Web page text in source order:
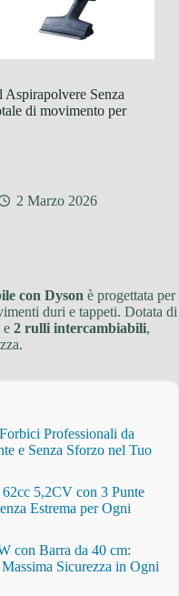
Senza
di movimento per
2 Marzo 2026
con Dyson è progettata per
duri e tappeti. Dotata di
e 2 rulli intercambiabili,
Professionali da
e Senza Sforzo nel Tuo
5,2CV con 3 Punte
Estrema per Ogni
con Barra da 40 cm:
Sicurezza in Ogni